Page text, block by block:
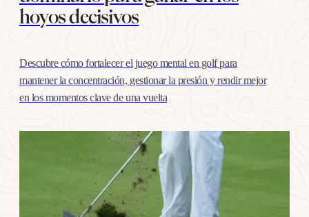
hoyos decisivos
Descubre cómo fortalecer el juego mental en golf para
mantener la concentración, gestionar la presión y rendir mejor
en los momentos clave de una vuelta